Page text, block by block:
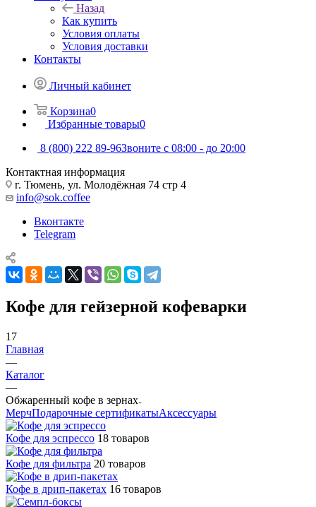
Назад
Как купить
Условия оплаты
Условия доставки
Контакты
Личный кабинет
Корзина0
Избранные товары0
8 (800) 222 89-96Звоните с 08:00 - до 20:00
Контактная информация
г. Тюмень, ул. Молодёжная 74 стр 4
info@sok.coffee
Вконтакте
Telegram
Кофе для гейзерной кофеварки
17
Главная
—
Каталог
—
Обжаренный кофе в зернах
МерчПодарочные сертификатыАксессуары
Кофе для эспрессо 18 товаров
Кофе для фильтра 20 товаров
Кофе в дрип-пакетах 16 товаров